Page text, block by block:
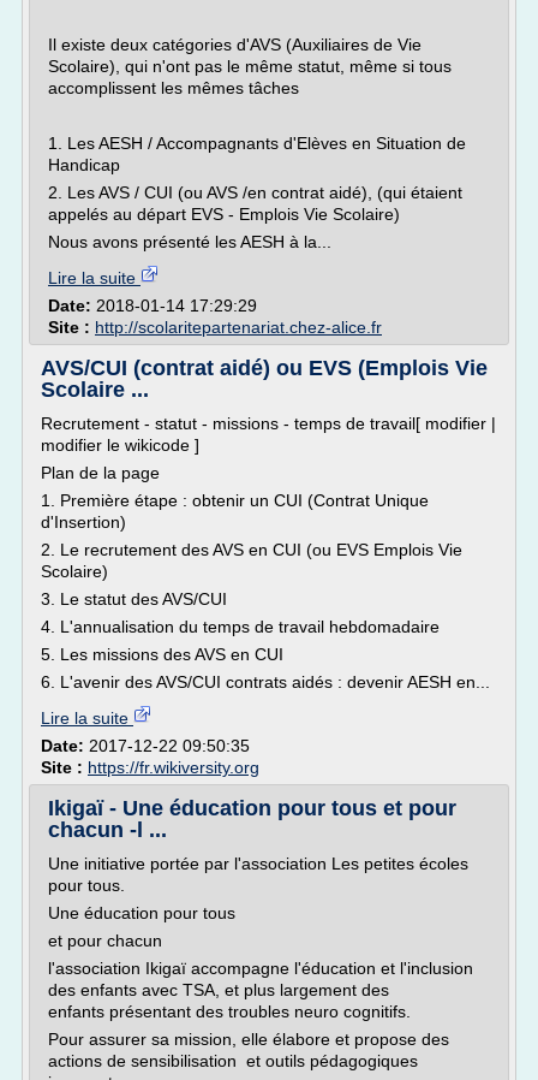
Il existe deux catégories d'AVS (Auxiliaires de Vie
Scolaire), qui n'ont pas le même statut, même si tous
accomplissent les mêmes tâches
1. Les AESH / Accompagnants d'Elèves en Situation de
Handicap
2. Les AVS / CUI (ou AVS /en contrat aidé), (qui étaient
appelés au départ EVS - Emplois Vie Scolaire)
Nous avons présenté les AESH à la...
Lire la suite
Date: 2018-01-14 17:29:29
Site : http://scolaritepartenariat.chez-alice.fr
AVS/CUI (contrat aidé) ou EVS (Emplois Vie
Scolaire ...
Recrutement - statut - missions - temps de travail[ modifier |
modifier le wikicode ]
Plan de la page
1. Première étape : obtenir un CUI (Contrat Unique
d'Insertion)
2. Le recrutement des AVS en CUI (ou EVS Emplois Vie
Scolaire)
3. Le statut des AVS/CUI
4. L'annualisation du temps de travail hebdomadaire
5. Les missions des AVS en CUI
6. L'avenir des AVS/CUI contrats aidés : devenir AESH en...
Lire la suite
Date: 2017-12-22 09:50:35
Site : https://fr.wikiversity.org
Ikigaï - Une éducation pour tous et pour
chacun -l ...
Une initiative portée par l'association Les petites écoles
pour tous.
Une éducation pour tous
et pour chacun
l'association Ikigaï accompagne l'éducation et l'inclusion
des enfants avec TSA, et plus largement des
enfants présentant des troubles neuro cognitifs.
Pour assurer sa mission, elle élabore et propose des
actions de sensibilisation et outils pédagogiques